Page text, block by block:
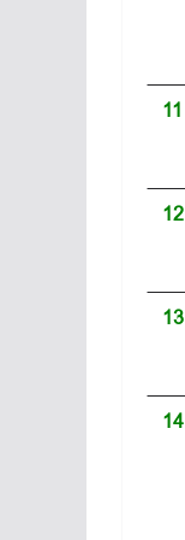
11
12
13
14